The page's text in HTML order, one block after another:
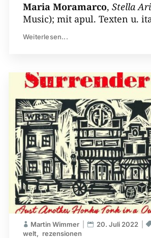
Maria Moramarco, Stella
Music); mit apul. Texten u.
Weiterlesen...
Martin Wimmer 20. Juli 2022
welt
rezensionen